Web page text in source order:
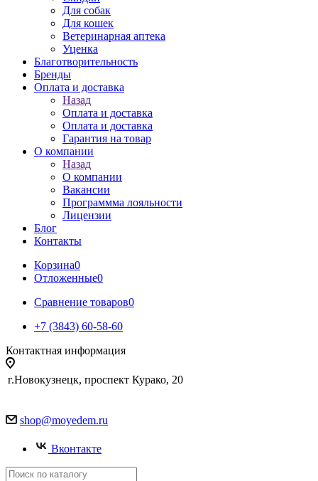
Для собак
Для кошек
Ветеринарная аптека
Уценка
Благотворительность
Бренды
Оплата и доставка
Назад
Оплата и доставка
Оплата и доставка
Гарантия на товар
О компании
Назад
О компании
Вакансии
Программма лояльности
Лицензии
Блог
Контакты
Корзина0
Отложенные0
Сравнение товаров0
+7 (3843) 60-58-60
Контактная информация
г.Новокузнецк, проспект Курако, 20
shop@moyedem.ru
Вконтакте